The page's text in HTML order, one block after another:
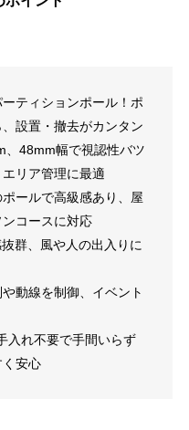
ティションポール！ポ
設置・撤去がカンタン
、48mm幅で視認性バツ
リア管理に最適
ールで高級感あり、屋
コースに対応
群、風や人の出入りに
動線を制御、イベント
入れ不要で手間いらず
安心